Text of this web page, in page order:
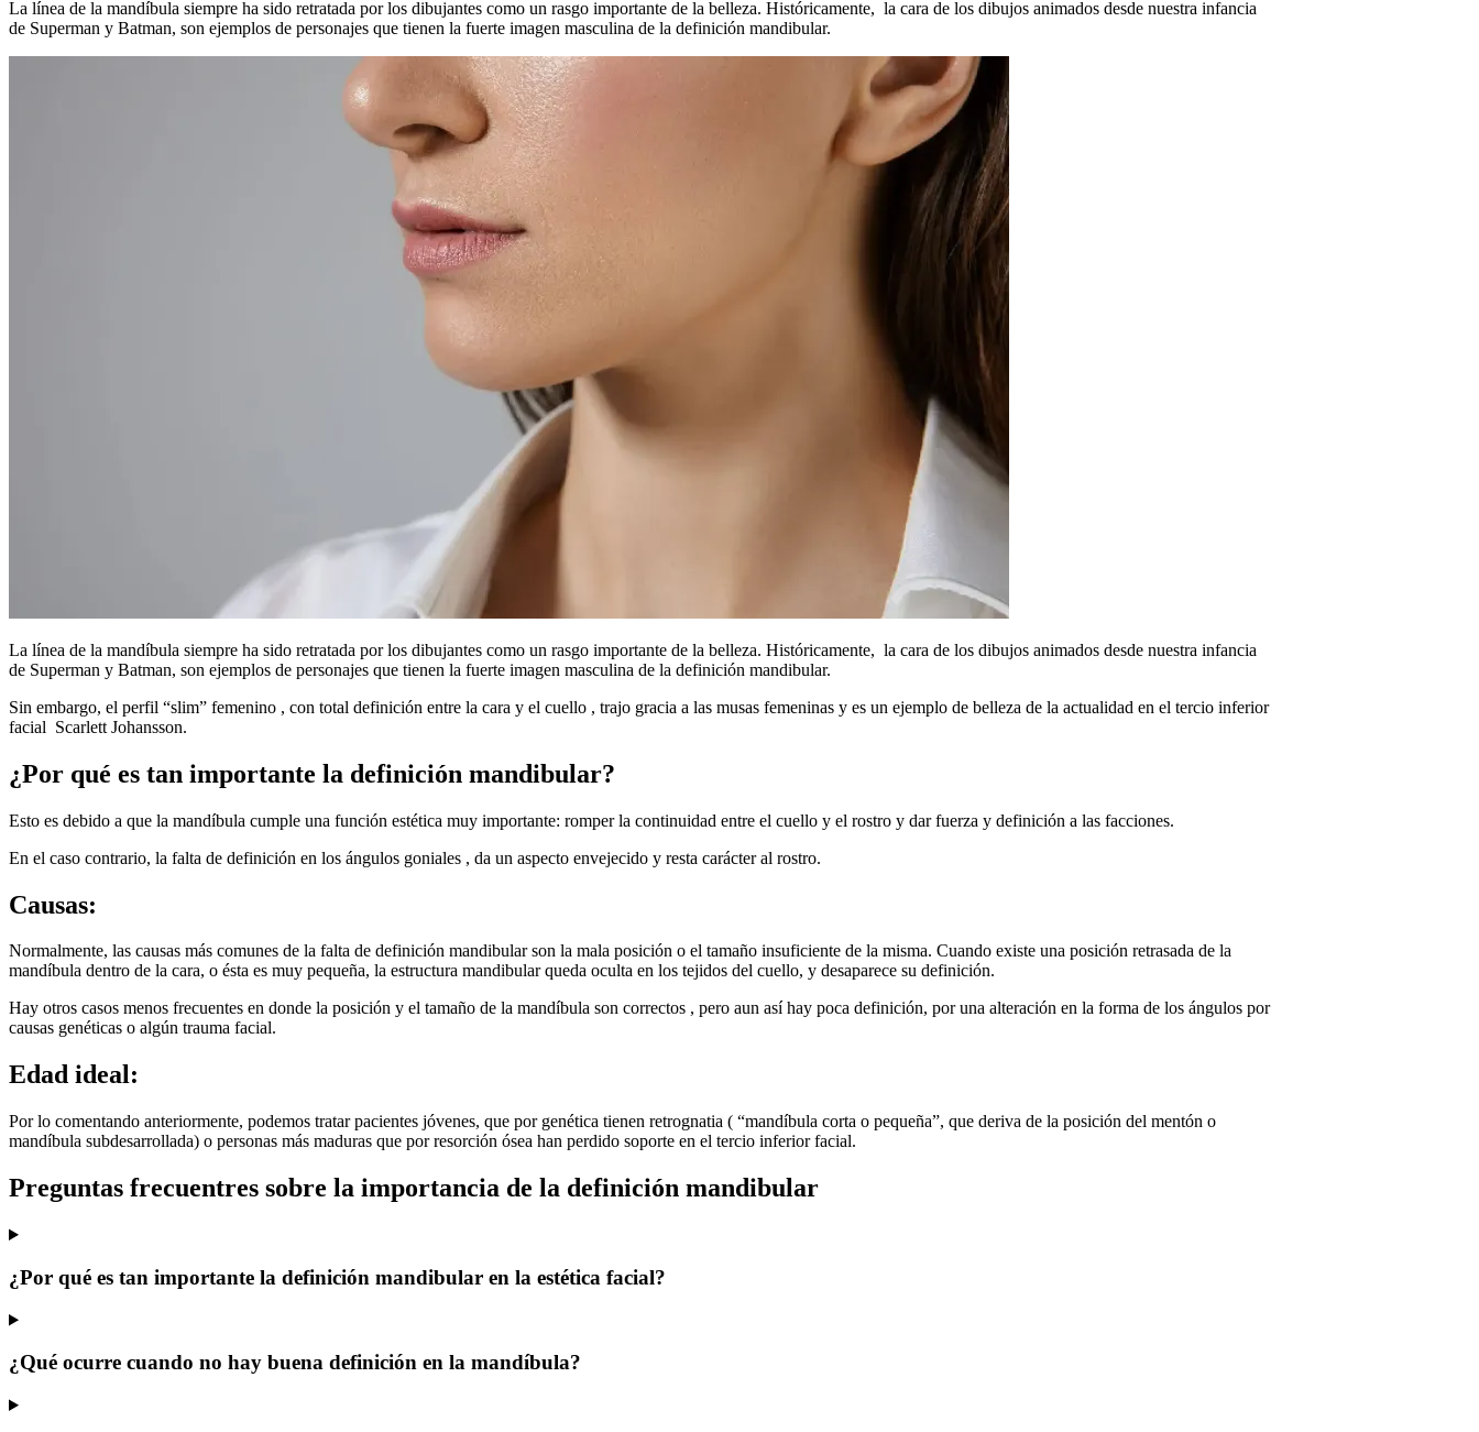
La línea de la mandíbula siempre ha sido retratada por los dibujantes como un rasgo importante de la belleza. Históricamente, la cara de los dibujos animados desde nuestra infancia
de Superman y Batman, son ejemplos de personajes que tienen la fuerte imagen masculina de la definición mandibular.
La línea de la mandíbula siempre ha sido retratada por los dibujantes como un rasgo importante de la belleza. Históricamente, la cara de los dibujos animados desde nuestra infancia
de Superman y Batman, son ejemplos de personajes que tienen la fuerte imagen masculina de la definición mandibular.
Sin embargo, el perfil “slim” femenino , con total definición entre la cara y el cuello , trajo gracia a las musas femeninas y es un ejemplo de belleza de la actualidad en el tercio inferior
facial Scarlett Johansson.
¿Por qué es tan importante la definición mandibular?
Esto es debido a que la mandíbula cumple una función estética muy importante: romper la continuidad entre el cuello y el rostro y dar fuerza y definición a las facciones.
En el caso contrario, la falta de definición en los ángulos goniales , da un aspecto envejecido y resta carácter al rostro.
Causas:
Normalmente, las causas más comunes de la falta de definición mandibular son la mala posición o el tamaño insuficiente de la misma. Cuando existe una posición retrasada de la
mandíbula dentro de la cara, o ésta es muy pequeña, la estructura mandibular queda oculta en los tejidos del cuello, y desaparece su definición.
Hay otros casos menos frecuentes en donde la posición y el tamaño de la mandíbula son correctos , pero aun así hay poca definición, por una alteración en la forma de los ángulos por
causas genéticas o algún trauma facial.
Edad ideal:
Por lo comentando anteriormente, podemos tratar pacientes jóvenes, que por genética tienen retrognatia ( “mandíbula corta o pequeña”, que deriva de la posición del mentón o
mandíbula subdesarrollada) o personas más maduras que por resorción ósea han perdido soporte en el tercio inferior facial.
Preguntas frecuentres sobre la importancia de la definición mandibular
¿Por qué es tan importante la definición mandibular en la estética facial?
¿Qué ocurre cuando no hay buena definición en la mandíbula?